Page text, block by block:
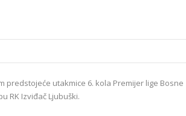
utakmice 6. kola Premijer lige Bosne
RK Izviđač Ljubuški.